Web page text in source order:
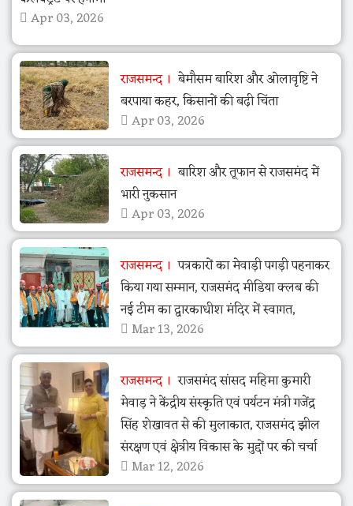
Apr 03, 2026
राजसमन्द
बेमौसम बारिश और ओलावृष्टि ने
बरपाया कहर, किसानों की बढ़ी चिंता
Apr 03, 2026
राजसमन्द
बारिश और तूफान से राजसमंद में
भारी नुकसान
Apr 03, 2026
राजसमन्द
पत्रकारों का मेवाड़ी पगड़ी पहनाकर
किया गया सम्मान, राजसमंद मीडिया क्लब की
नई टीम का द्वारकाधीश मंदिर में स्वागत,
Mar 13, 2026
राजसमन्द
राजसमंद सांसद महिमा कुमारी
मेवाड़ ने केंद्रीय संस्कृति एवं पर्यटन मंत्री गजेंद्र
सिंह शेखावत से की मुलाकात, राजसमंद झील
संरक्षण एवं क्षेत्रीय विकास के मुद्दों पर की चर्चा
Mar 12, 2026